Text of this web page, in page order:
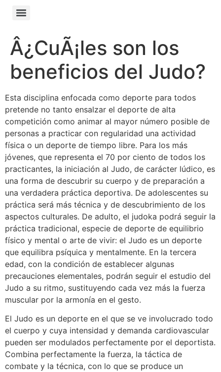
Â¿CuÃ¡les son los
beneficios del Judo?
Esta disciplina enfocada como deporte para todos
pretende no tanto ensalzar el deporte de alta
competición como animar al mayor número posible de
personas a practicar con regularidad una actividad
física o un deporte de tiempo libre. Para los más
jóvenes, que representa el 70 por ciento de todos los
practicantes, la iniciación al Judo, de carácter lúdico, es
una forma de descubrir su cuerpo y de preparación a
una verdadera práctica deportiva. De adolescentes su
práctica será más técnica y de descubrimiento de los
aspectos culturales. De adulto, el judoka podrá seguir la
práctica tradicional, especie de deporte de equilibrio
físico y mental o arte de vivir: el Judo es un deporte
que equilibra psíquica y mentalmente. En la tercera
edad, con la condición de establecer algunas
precauciones elementales, podrán seguir el estudio del
Judo a su ritmo, sustituyendo cada vez más la fuerza
muscular por la armonía en el gesto.
El Judo es un deporte en el que se ve involucrado todo
el cuerpo y cuya intensidad y demanda cardiovascular
pueden ser modulados perfectamente por el deportista.
Combina perfectamente la fuerza, la táctica de
combate y la técnica, con lo que se produce un